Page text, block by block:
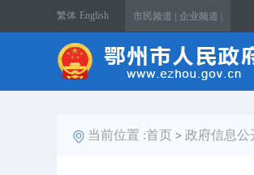
繁体 English 市民频道 | 企业频道 |
当前位置 :首页 > 政府信息公